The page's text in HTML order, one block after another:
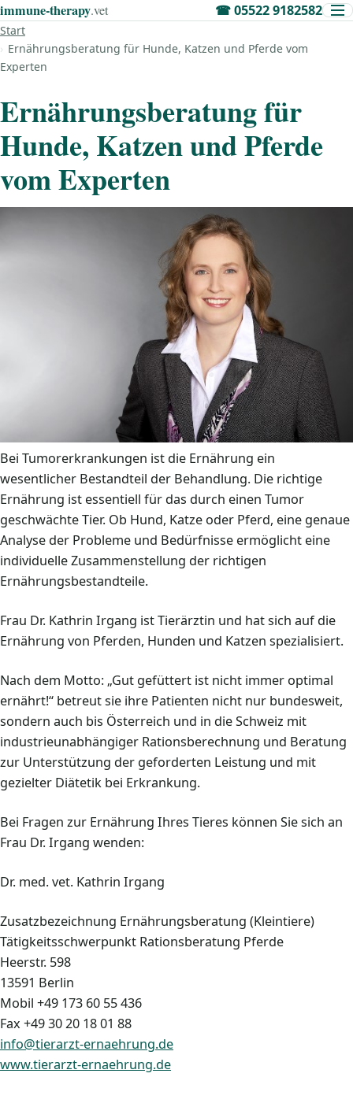
immune‑therapy.vet ☎05522 9182582
Start
Ernährungsberatung für Hunde, Katzen und Pferde vom
Experten
Ernährungsberatung für
Hunde, Katzen und Pferde
vom Experten
Bei Tumorerkrankungen ist die Ernährung ein
wesentlicher Bestandteil der Behandlung. Die richtige
Ernährung ist essentiell für das durch einen Tumor
geschwächte Tier. Ob Hund, Katze oder Pferd, eine genaue
Analyse der Probleme und Bedürfnisse ermöglicht eine
individuelle Zusammenstellung der richtigen
Ernährungsbestandteile.
Frau Dr. Kathrin Irgang ist Tierärztin und hat sich auf die
Ernährung von Pferden, Hunden und Katzen spezialisiert.
Nach dem Motto: „Gut gefüttert ist nicht immer optimal
ernährt!“ betreut sie ihre Patienten nicht nur bundesweit,
sondern auch bis Österreich und in die Schweiz mit
industrieunabhängiger Rationsberechnung und Beratung
zur Unterstützung der geforderten Leistung und mit
gezielter Diätetik bei Erkrankung.
Bei Fragen zur Ernährung Ihres Tieres können Sie sich an
Frau Dr. Irgang wenden:
Dr. med. vet. Kathrin Irgang
Zusatzbezeichnung Ernährungsberatung (Kleintiere)
Tätigkeitsschwerpunkt Rationsberatung Pferde
Heerstr. 598
13591 Berlin
Mobil +49 173 60 55 436
Fax +49 30 20 18 01 88
info@tierarzt-ernaehrung.de
www.tierarzt-ernaehrung.de